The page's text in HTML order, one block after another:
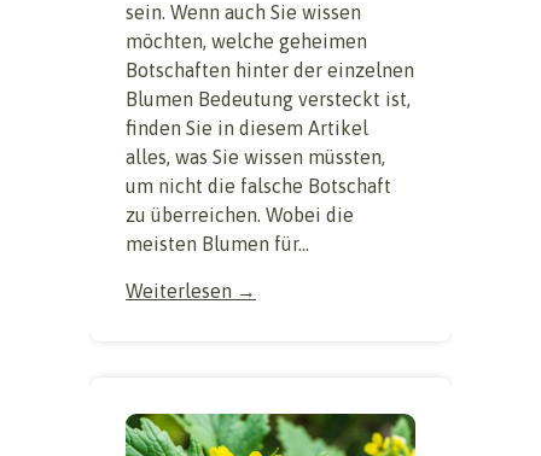
sein. Wenn auch Sie wissen
möchten, welche geheimen
Botschaften hinter der einzelnen
Blumen Bedeutung versteckt ist,
finden Sie in diesem Artikel
alles, was Sie wissen müssten,
um nicht die falsche Botschaft
zu überreichen. Wobei die
meisten Blumen für...
Weiterlesen →